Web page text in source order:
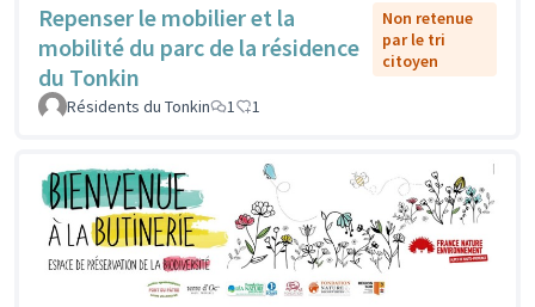
Repenser le mobilier et la
mobilité du parc de la résidence
du Tonkin
Non retenue
par le tri
citoyen
Résidents du Tonkin 1 1